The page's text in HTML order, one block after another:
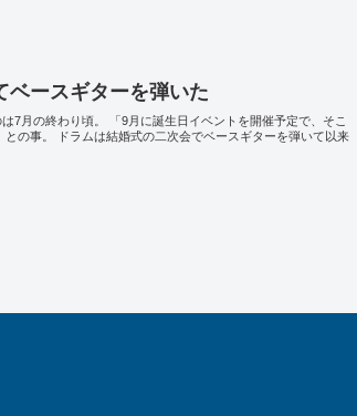
ベースギターを弾いた
7月の終わり頃。 「9月に誕生日イベントを開催予定で、そこ
の事。 ドラムは結婚式の二次会でベースギターを弾いて以来